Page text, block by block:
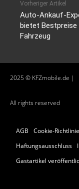
Vorheriger Artikel
Auto-Ankauf-
bietet
Fahrzeug
2025 © KFZmobile.de |
All rights reserved
AGB Cookie-
Haftungsausschluss
Gastartikel